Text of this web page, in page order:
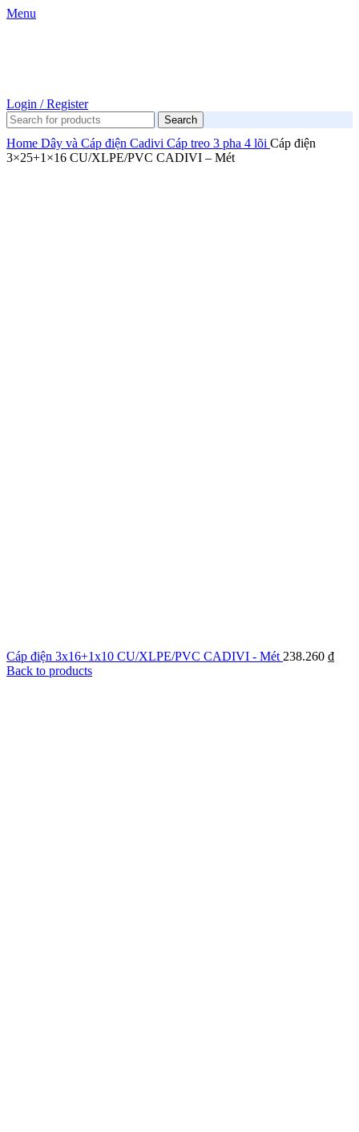
Menu
Login / Register
Search
Home Dây và Cáp điện Cadivi Cáp treo 3 pha 4 lõi Cáp điện
3×25+1×16 CU/XLPE/PVC CADIVI – Mét
Cáp điện 3x16+1x10 CU/XLPE/PVC CADIVI - Mét 238.260 ₫
Back to products